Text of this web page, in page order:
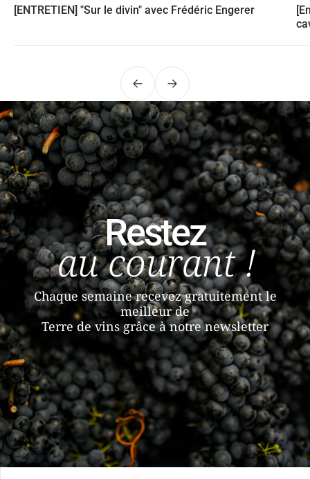
[ENTRETIEN] "Sur le divin" avec Frédéric Engerer
PrécédentSuivant
Restez
au courant !
Chaque semaine recevez gratuitement le
meilleur de
Terre de vins grâce à notre newsletter